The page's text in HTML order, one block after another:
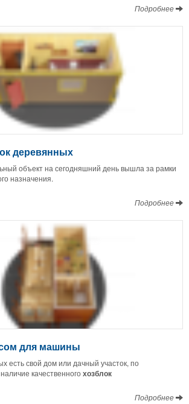
Подробнее
деревянных
объект на сегодняшний день вышла за рамки
назначения.
Подробнее
для машины
есть свой дом или дачный участок, по
качественногохозблок
Подробнее